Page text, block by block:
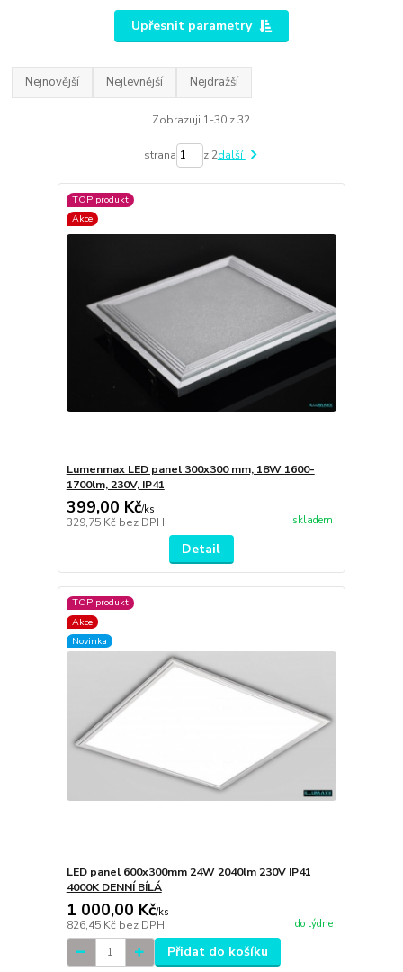
Upřesnit parametry
Nejnovější Nejlevnější Nejdražší
Zobrazuji 1-30 z 32
strana z 2další
TOP produkt
Akce
Lumenmax LED panel 300x300 mm, 18W 1600-
1700lm, 230V, IP41
399,00 Kč/ks
329,75 Kč bez DPH skladem
Detail
TOP produkt
Akce
Novinka
LED panel 600x300mm 24W 2040lm 230V IP41
4000K DENNÍ BÍLÁ
1 000,00 Kč/ks
826,45 Kč bez DPH do týdne
Přidat do košíku